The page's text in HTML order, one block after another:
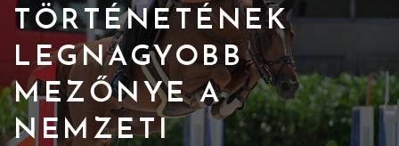
TÖRTÉNETÉNEK
LEGNAGYOBB
MEZŐNYE A
NEMZETI